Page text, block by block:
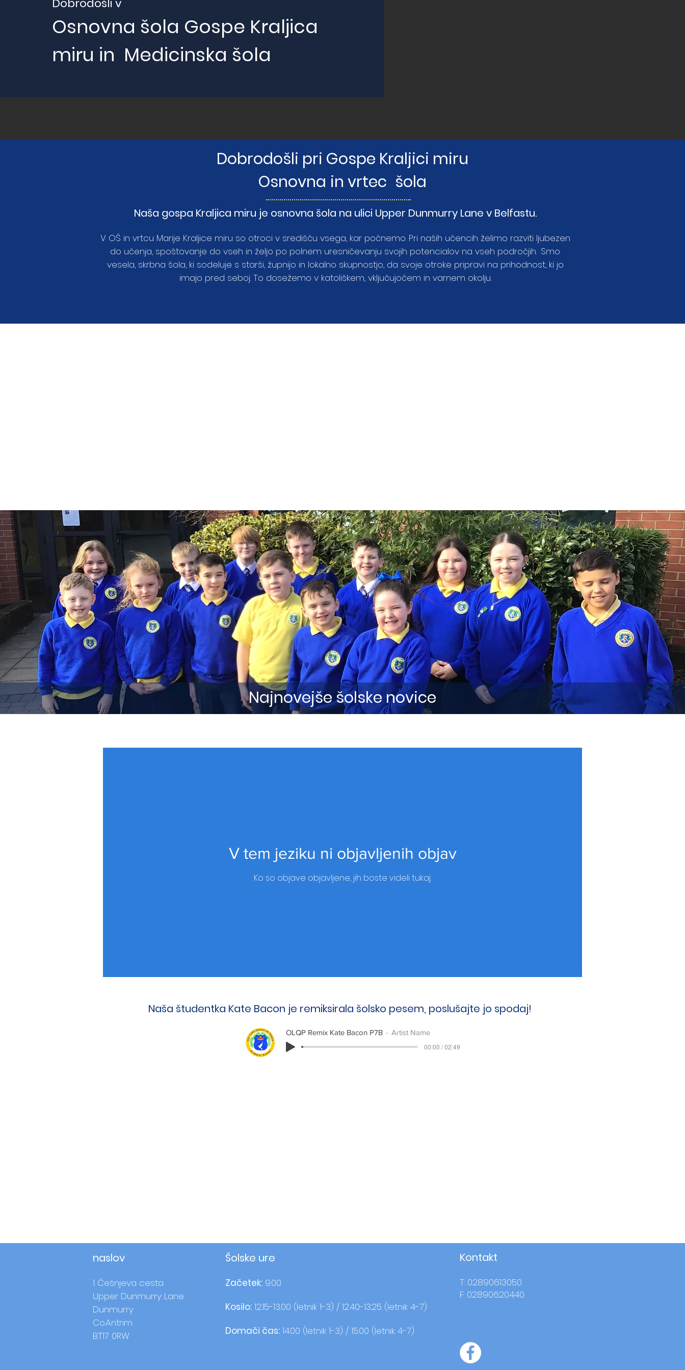
Dobrodošli v
Osnovna šola Gospe Kraljica
miru in Medicinska šola
Dobrodošli pri Gospe Kraljici miru
Osnovna in vrtec šola
Naša gospa Kraljica miru je osnovna šola na ulici Upper Dunmurry Lane v Belfastu.
V OŠ in vrtcu Marije Kraljice miru so otroci v središču vsega, kar počnemo. Pri naših učencih želimo razviti ljubezen
do učenja, spoštovanje do vseh in željo po polnem uresničevanju svojih potencialov na vseh področjih. Smo
vesela, skrbna šola, ki sodeluje s starši, župnijo in lokalno skupnostjo, da svoje otroke pripravi na prihodnost, ki jo
imajo pred seboj. To dosežemo v katoliškem, vključujočem in varnem okolju.
Najnovejše šolske novice
V tem jeziku ni objavljenih objav
Ko so objave objavljene, jih boste videli tukaj.
Naša študentka Kate Bacon je remiksirala šolsko pesem, poslušajte jo spodaj!
OLQP Remix Kate Bacon P7B
Artist Name
00:00 / 02:49
naslov
1 Češnjeva cesta
Upper Dunmurry Lane
Dunmurry
Co.Antrim
BT17 0RW
Šolske ure
Začetek: 9.00
Kosilo: 12.15-13.00 (letnik 1-3) / 12.40-13.25 (letnik 4-7)
Domači čas: 14.00 (letnik 1-3) / 15.00 (letnik 4-7)
Kontakt
T: 02890613050
F: 02890620440